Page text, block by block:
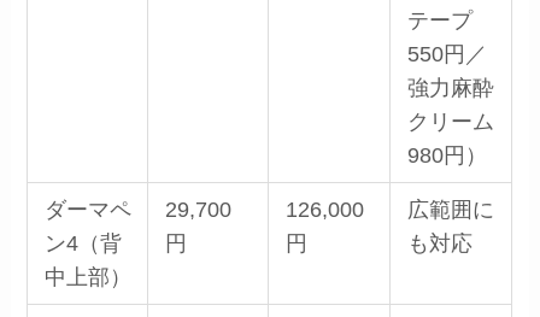
テープ
550円／
強力麻酔
クリーム
980円）
ダーマペ
ン4（背
中上部）
29,700
円
126,000
円
広範囲に
も対応